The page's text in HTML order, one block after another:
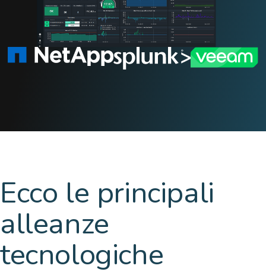
Ecco le principali
alleanze
tecnologiche